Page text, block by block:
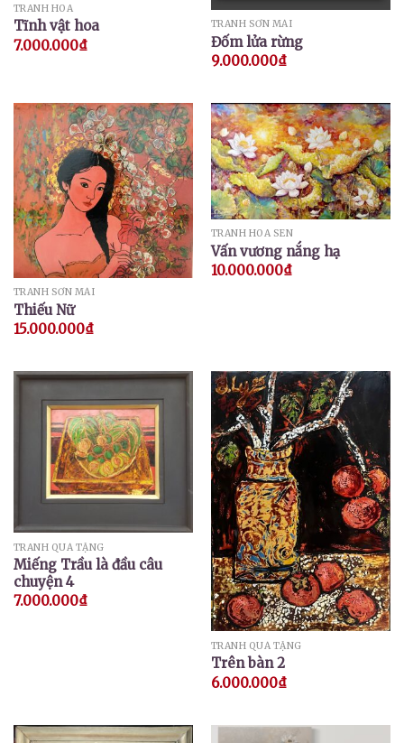
TRANH HOA
Tĩnh vật hoa
7.000.000₫
TRANH SƠN MÀI
Đốm lửa rừng
9.000.000₫
TRANH SƠN MÀI
Thiếu Nữ
15.000.000₫
TRANH HOA SEN
Vấn vương nắng hạ
10.000.000₫
TRANH QUÀ TẶNG
Miếng Trầu là đầu câu
chuyện 4
7.000.000₫
TRANH QUÀ TẶNG
Trên bàn 2
6.000.000₫